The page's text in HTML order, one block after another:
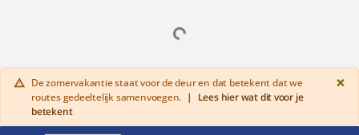
warning De zomervakantie staat voor de deur en dat betekent dat we
routes gedeeltelijk samenvoegen. |
Lees hier wat dit voor je
betekent
×